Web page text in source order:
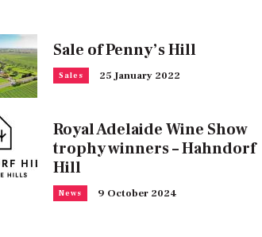
Sale of Penny’s Hill
Sales 25 January 2022
Royal Adelaide Wine Show
trophy winners – Hahndorf
Hill
News 9 October 2024